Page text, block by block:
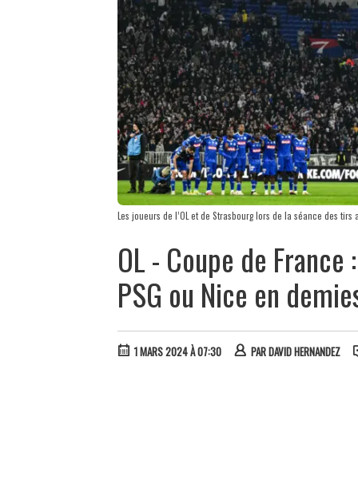
Les joueurs de l’OL et de Strasbourg lors de la séance des tirs
OL - Coupe de
PSG ou Nice en
1 MARS 2024 À 07:30 PARDAVID HERNANDEZ